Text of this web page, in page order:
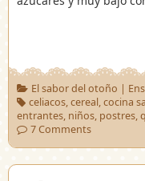
El sabor del otoño |
celiacos,cereal,cocina
entrantes, niños, postres,
7 Comments